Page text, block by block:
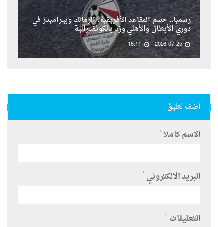
رسمياً.. حسم المقاعد الأفريقية: الزمالك وبيراميدز في
دوري الأبطال والأهلي وزد بالكونفدرالية
2026-07-25
16:11
أضف تعليق
الاسم كاملا *
البريد الالكتروني *
التعليقات *